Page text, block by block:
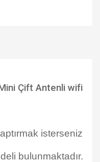
Çift Antenli wifi
isterseniz
bulunmaktadır.